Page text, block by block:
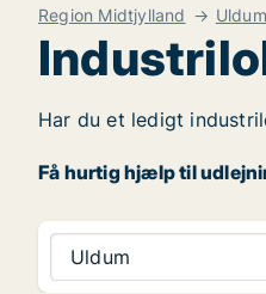
Region Midtjylland Uldum
Har du et ledigt
Få hurtig hjælp til
Uldum